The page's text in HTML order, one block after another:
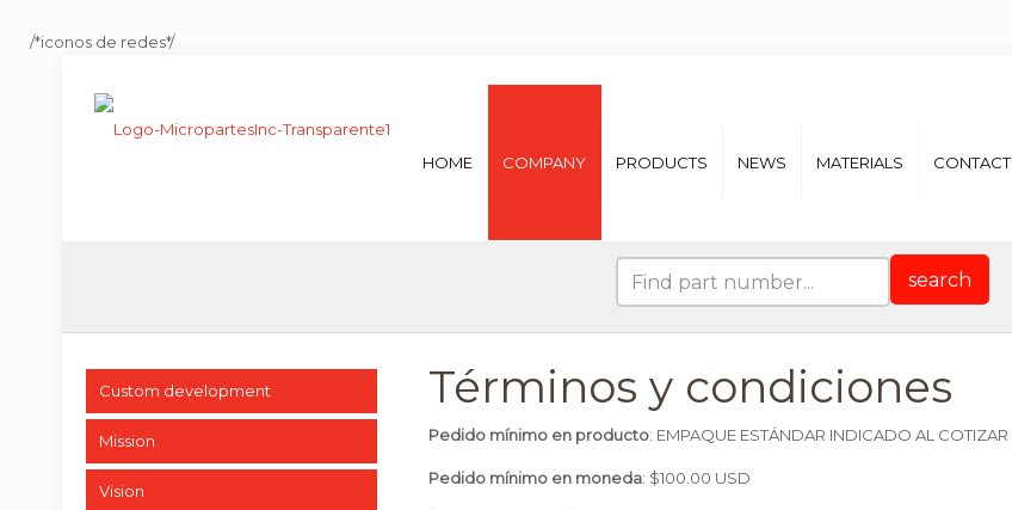
/*iconos de redes*/
HOME COMPANY PRODUCTS NEWS MATERIALS CONTACT
search
Términos y condiciones
Pedido mínimo en producto: EMPAQUE ESTÁNDAR INDICADO AL COTIZAR
Pedido mínimo en moneda: $100.00 USD
Custom development
Mission
Vision